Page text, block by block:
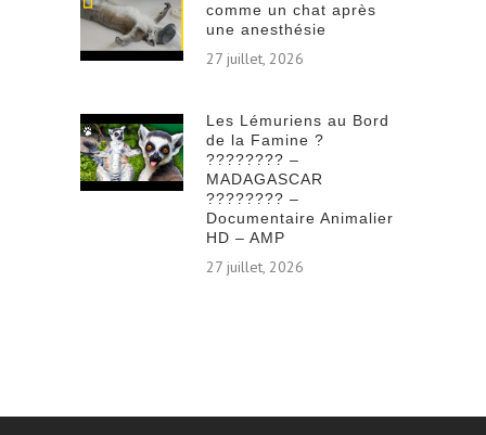
comme un chat après
une anesthésie
27 juillet, 2026
Les Lémuriens au Bord
de la Famine ?
???????? –
MADAGASCAR
???????? –
Documentaire Animalier
HD – AMP
27 juillet, 2026